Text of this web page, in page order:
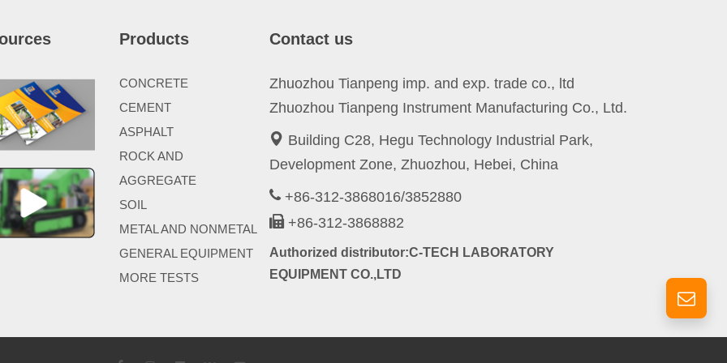
Products
CONCRETE
CEMENT
ASPHALT
ROCK AND
AGGREGATE
SOIL
METAL AND NONMETAL
GENERAL EQUIPMENT
MORE TESTS
Contact us
Zhuozhou Tianpeng imp. and exp. trade co., ltd
Zhuozhou Tianpeng Instrument Manufacturing Co., Ltd.
Building C28, Hegu Technology Industrial Park,
Development Zone, Zhuozhou, Hebei, China
+86-312-3868016/3852880
+86-312-3868882
Authorized distributor:C-TECH LABORATORY
EQUIPMENT CO.,LTD